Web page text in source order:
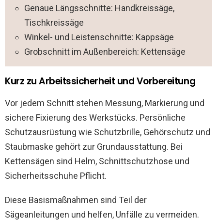
Genaue Längsschnitte: Handkreissäge,
Tischkreissäge
Winkel- und Leistenschnitte: Kappsäge
Grobschnitt im Außenbereich: Kettensäge
Kurz zu Arbeitssicherheit und Vorbereitung
Vor jedem Schnitt stehen Messung, Markierung und
sichere Fixierung des Werkstücks. Persönliche
Schutzausrüstung wie Schutzbrille, Gehörschutz und
Staubmaske gehört zur Grundausstattung. Bei
Kettensägen sind Helm, Schnittschutzhose und
Sicherheitsschuhe Pflicht.
Diese Basismaßnahmen sind Teil der
Sägeanleitungen und helfen, Unfälle zu vermeiden.